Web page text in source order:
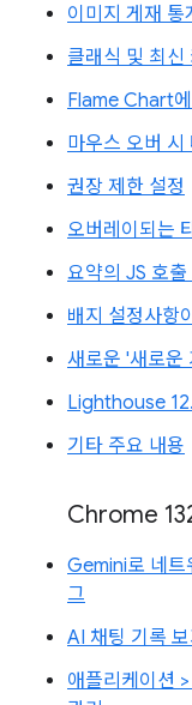
이미지 게재 통
클래식 및 최신
Flame Chart에
마우스 오버 시
권장 제한 설정
오버레이되는
요약의 JS 호
배지 설정사항
새로운 '새로운
Lighthouse
기타 주요 내용
Chrome
Gemini로 네트
그
AI 채팅 기록 보
애플리케이션